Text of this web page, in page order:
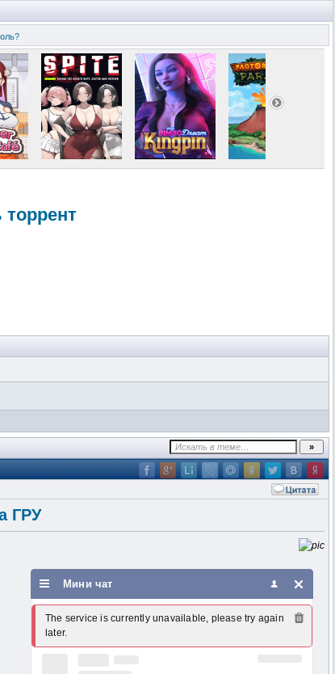
торрент
ГРУ
Мини чат
The service is currently unavailable, please try again
later.